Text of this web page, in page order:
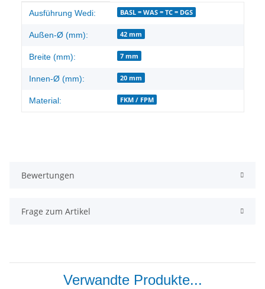
Produkteigenschaft
Wert
Ausführung Wedi: BASL = WAS = TC = DGS
Außen-Ø (mm): 42 mm
Breite (mm): 7 mm
Innen-Ø (mm): 20 mm
Material: FKM / FPM
Bewertungen
Frage zum Artikel
Verwandte Produkte...